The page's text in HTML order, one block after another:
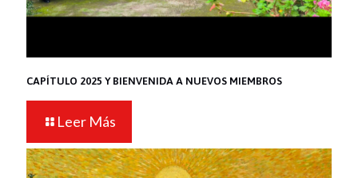
CAPÍTULO 2025 Y BIENVENIDA A NUEVOS MIEMBROS
Leer Más